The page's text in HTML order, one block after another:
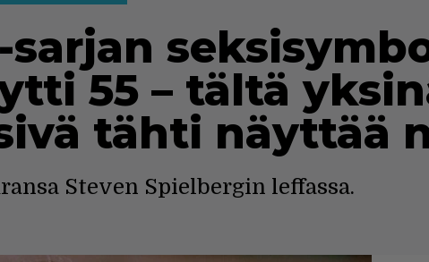
55 – tältä
tähti näyttää
Steven Spielbergin leffassa.